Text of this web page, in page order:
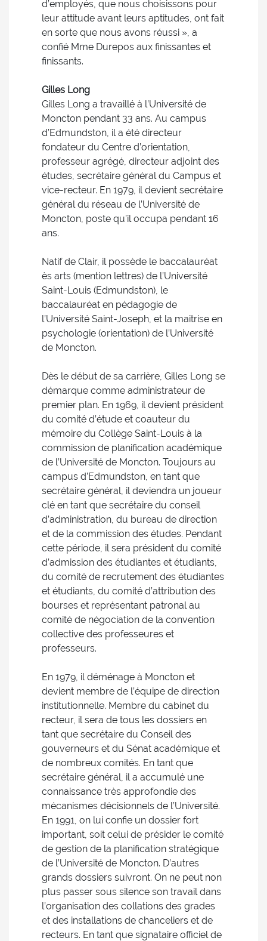
d’employés, que nous choisissons pour
leur attitude avant leurs aptitudes, ont fait
en sorte que nous avons réussi », a
confié Mme Durepos aux finissantes et
finissants.
Gilles Long
Gilles Long a travaillé à l’Université de
Moncton pendant 33 ans. Au campus
d’Edmundston, il a été directeur
fondateur du Centre d’orientation,
professeur agrégé, directeur adjoint des
études, secrétaire général du Campus et
vice-recteur. En 1979, il devient secrétaire
général du réseau de l’Université de
Moncton, poste qu’il occupa pendant 16
ans.
Natif de Clair, il possède le baccalauréat
ès arts (mention lettres) de l’Université
Saint-Louis (Edmundston), le
baccalauréat en pédagogie de
l’Université Saint-Joseph, et la maitrise en
psychologie (orientation) de l’Université
de Moncton.
Dès le début de sa carrière, Gilles Long se
démarque comme administrateur de
premier plan. En 1969, il devient président
du comité d’étude et coauteur du
mémoire du Collège Saint-Louis à la
commission de planification académique
de l’Université de Moncton. Toujours au
campus d’Edmundston, en tant que
secrétaire général, il deviendra un joueur
clé en tant que secrétaire du conseil
d’administration, du bureau de direction
et de la commission des études. Pendant
cette période, il sera président du comité
d’admission des étudiantes et étudiants,
du comité de recrutement des étudiantes
et étudiants, du comité d’attribution des
bourses et représentant patronal au
comité de négociation de la convention
collective des professeures et
professeurs.
En 1979, il déménage à Moncton et
devient membre de l’équipe de direction
institutionnelle. Membre du cabinet du
recteur, il sera de tous les dossiers en
tant que secrétaire du Conseil des
gouverneurs et du Sénat académique et
de nombreux comités. En tant que
secrétaire général, il a accumulé une
connaissance très approfondie des
mécanismes décisionnels de l’Université.
En 1991, on lui confie un dossier fort
important, soit celui de présider le comité
de gestion de la planification stratégique
de l’Université de Moncton. D’autres
grands dossiers suivront. On ne peut non
plus passer sous silence son travail dans
l’organisation des collations des grades
et des installations de chanceliers et de
recteurs. En tant que signataire officiel de